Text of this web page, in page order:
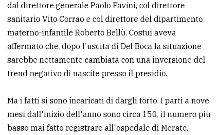
dal direttore generale Paolo Favini, col direttore
sanitario Vito Corrao e col direttore del dipartimento
materno-infantile Roberto Bellù. Costui aveva
affermato che, dopo l'uscita di Del Boca la situazione
sarebbe nettamente cambiata con una inversione del
trend negativo di nascite presso il presidio.
Ma i fatti si sono incaricati di dargli torto. I parti a nove
mesi dall'inizio dell'anno sono circa 150, il numero più
basso mai fatto registrare all'ospedale di Merate.